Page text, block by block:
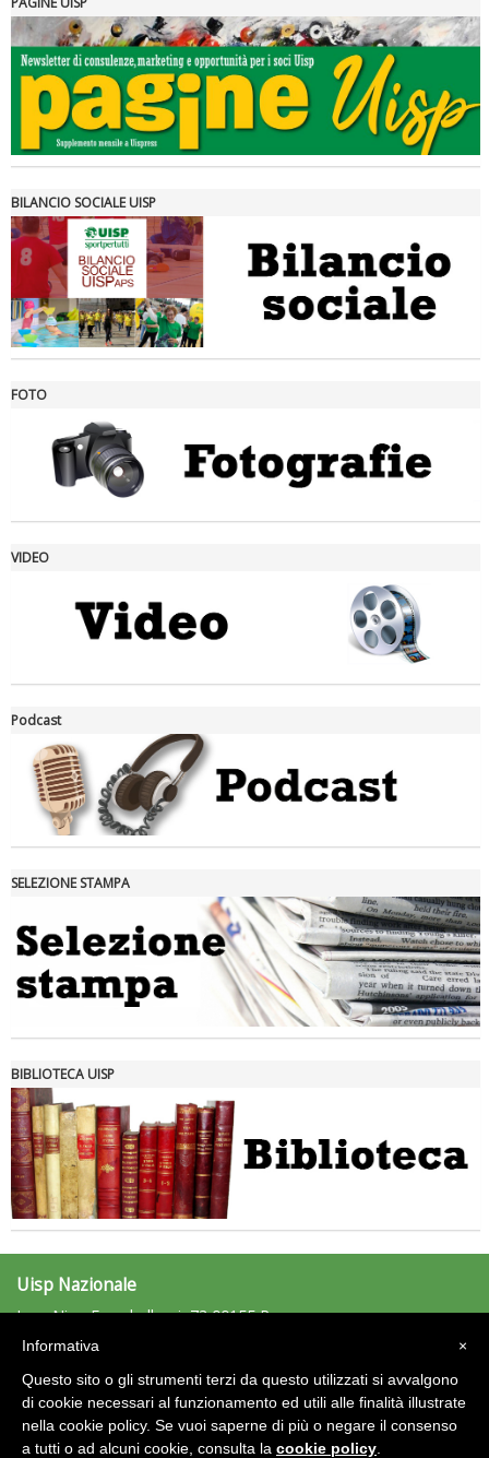
Tiziano Pesce a Radio InBlu2000 traccia il bilancio della stagione
Ddl Lobby, Uisp: “Il Parlamento valorizzi le nostre specificità"
Tiziano Pesce nel Cda di Fondazione Terzjus: prima riunione a
BILANCIO SOCIALE UISP
FOTO
VIDEO
Podcast
SELEZIONE STAMPA
BIBLIOTECA UISP
Uisp Nazionale
L.go Nino Franchellucci, 73 00155 Roma
Tel: 06.439841 - Fax: 06.43984320
C.F.: 97029170582
Area Riservata 2.0
×
Informativa
Questo sito o gli strumenti terzi da questo utilizzati si avvalgono
di cookie necessari al funzionamento ed utili alle finalità illustrate
nella cookie policy. Se vuoi saperne di più o negare il consenso
a tutti o ad alcuni cookie, consulta la cookie policy